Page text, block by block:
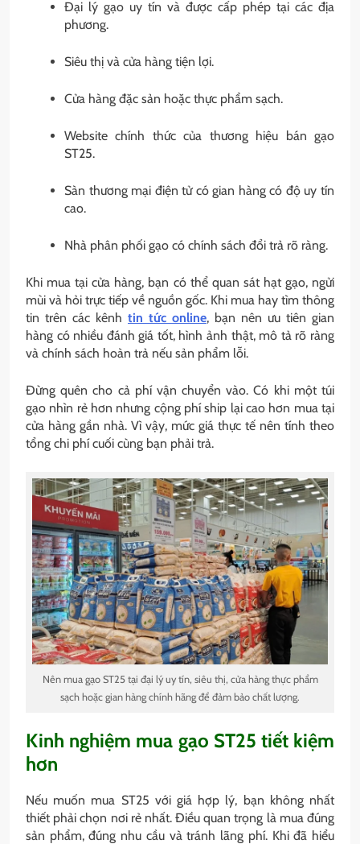
Đại lý gạo uy tín và được cấp phép tại các địa
phương.
Siêu thị và cửa hàng tiện lợi.
Cửa hàng đặc sản hoặc thực phẩm sạch.
Website chính thức của thương hiệu bán gạo
ST25.
Sàn thương mại điện tử có gian hàng có độ uy tín
cao.
Nhà phân phối gạo có chính sách đổi trả rõ ràng.
Khi mua tại cửa hàng, bạn có thể quan sát hạt gạo, ngửi
mùi và hỏi trực tiếp về nguồn gốc. Khi mua hay tìm thông
tin trên các kênh tin tức online, bạn nên ưu tiên gian
hàng có nhiều đánh giá tốt, hình ảnh thật, mô tả rõ ràng
và chính sách hoàn trả nếu sản phẩm lỗi.
Đừng quên cho cả phí vận chuyển vào. Có khi một túi
gạo nhìn rẻ hơn nhưng cộng phí ship lại cao hơn mua tại
cửa hàng gần nhà. Vì vậy, mức giá thực tế nên tính theo
tổng chi phí cuối cùng bạn phải trả.
Nên mua gạo ST25 tại đại lý uy tín, siêu thị, cửa hàng thực phẩm
sạch hoặc gian hàng chính hãng để đảm bảo chất lượng.
Kinh nghiệm mua gạo ST25 tiết kiệm
hơn
Nếu muốn mua ST25 với giá hợp lý, bạn không nhất
thiết phải chọn nơi rẻ nhất. Điều quan trọng là mua đúng
sản phẩm, đúng nhu cầu và tránh lãng phí. Khi đã hiểu